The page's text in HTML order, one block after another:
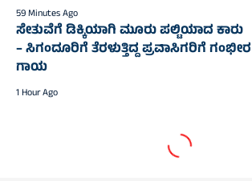
59 Minutes Ago
ಸೇತುವೆಗೆ ಡಿಕ್ಕಿಯಾಗಿ ಮೂರು ಪಲ್ಟಿಯಾದ ಕಾರು
– ಸಿಗಂದೂರಿಗೆ ತೆರಳುತ್ತಿದ್ದ ಪ್ರವಾಸಿಗರಿಗೆ ಗಂಭೀರ
ಗಾಯ
1 Hour Ago